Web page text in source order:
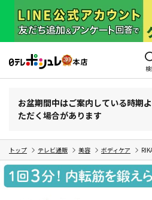
検
お盆期間中はご案内している時期
ただく場合があります
トップ テレビ通販 美容 ボディケア